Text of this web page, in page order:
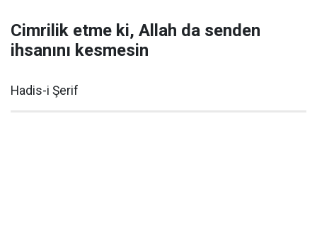
Cimrilik etme ki, Allah da senden
ihsanını kesmesin
Hadis-i Şerif